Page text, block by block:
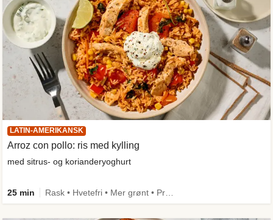
LATIN-AMERIKANSK
Arroz con pollo: ris med kylling
med sitrus- og korianderyoghurt
25 min